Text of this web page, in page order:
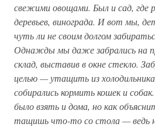
свежими овощами. Был и сад, где
деревьев, винограда. И вот мы,
чуть ли не своим долгом
Однажды мы даже забрались на
склад, выставив в окне стекло.
целью — утащить из
собирались кормить кошек и
было взять и дома, но как
тащишь что-то со стола — ведь